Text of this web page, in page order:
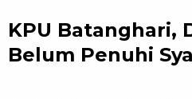
KPU Batanghari,
Belum Penuhi